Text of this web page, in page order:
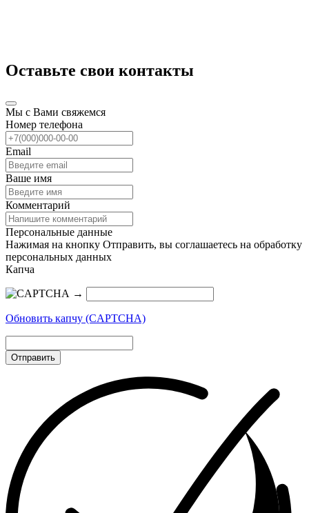
Оставьте свои контакты
Мы с Вами свяжемся
Номер телефона
Email
Ваше имя
Комментарий
Персональные данные
Нажимая на кнопку Отправить, вы соглашаетесь на обработку
персональных данных
Капча
→
Обновить капчу (CAPTCHA)
Отправить